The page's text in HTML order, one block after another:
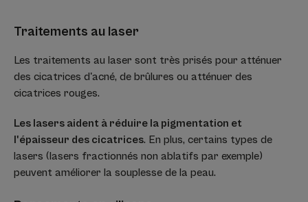
Traitements au laser
Les traitements au laser sont très prisés pour atténuer
des cicatrices d'acné, de brûlures ou atténuer des
cicatrices rouges.
Les lasers aident à réduire la pigmentation et
l'épaisseur des cicatrices. En plus, certains types de
lasers (lasers fractionnés non ablatifs par exemple)
peuvent améliorer la souplesse de la peau.